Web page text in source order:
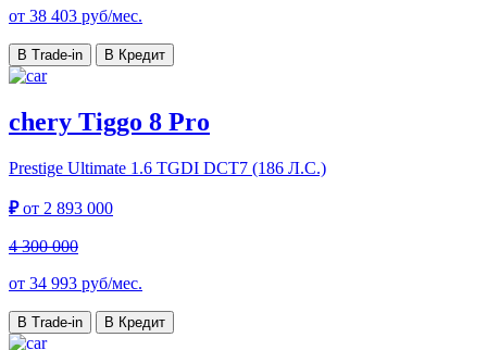
от 38 403 руб/мес.
В Trade-in В Кредит
chery Tiggo 8 Pro
Prestige Ultimate 1.6 TGDI DCT7 (186 Л.С.)
₽от 2 893 000
4 300 000
от 34 993 руб/мес.
В Trade-in В Кредит